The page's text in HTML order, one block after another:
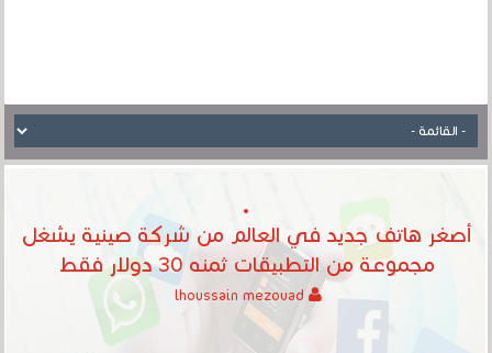
أصغر هاتف جديد في العالم من شركة صينية يشغل
مجموعة من التطبيقات ثمنه 30 دولار فقط